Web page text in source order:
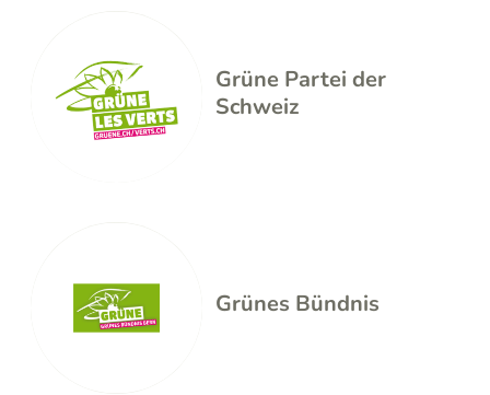
Grüne Partei der
Schweiz
Grünes Bündnis